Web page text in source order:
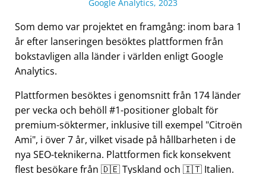
Google Analytics, 2023
Som demo var projektet en framgång: inom bara 1
år efter lanseringen besöktes plattformen från
bokstavligen alla länder i världen enligt Google
Analytics.
Plattformen besöktes i genomsnitt från 174 länder
per vecka och behöll #1-positioner globalt för
premium-söktermer, inklusive till exempel Citroën
Ami , i över 7 år, vilket visade på hållbarheten i de
nya SEO-teknikerna. Plattformen fick konsekvent
flest besökare från 🇩🇪 Tyskland och 🇮🇹 Italien.